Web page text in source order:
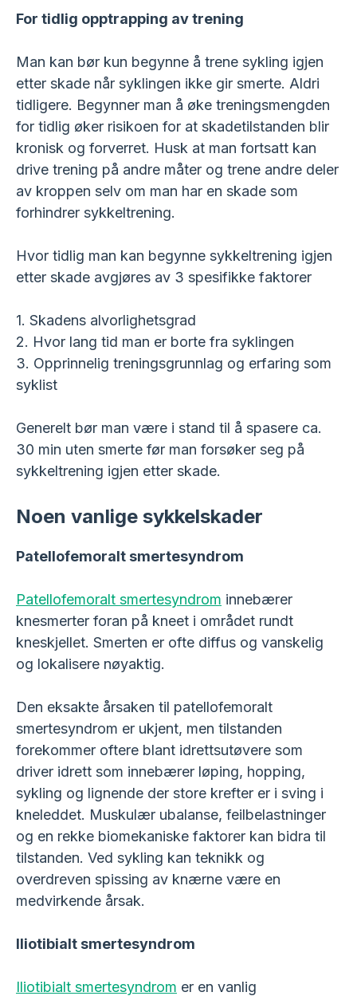
For tidlig opptrapping av trening
Man kan bør kun begynne å trene sykling igjen
etter skade når syklingen ikke gir smerte. Aldri
tidligere. Begynner man å øke treningsmengden
for tidlig øker risikoen for at skadetilstanden blir
kronisk og forverret. Husk at man fortsatt kan
drive trening på andre måter og trene andre deler
av kroppen selv om man har en skade som
forhindrer sykkeltrening.
Hvor tidlig man kan begynne sykkeltrening igjen
etter skade avgjøres av 3 spesifikke faktorer
1. Skadens alvorlighetsgrad
2. Hvor lang tid man er borte fra syklingen
3. Opprinnelig treningsgrunnlag og erfaring som
syklist
Generelt bør man være i stand til å spasere ca.
30 min uten smerte før man forsøker seg på
sykkeltrening igjen etter skade.
Noen vanlige sykkelskader
Patellofemoralt smertesyndrom
Patellofemoralt smertesyndrom innebærer
knesmerter foran på kneet i området rundt
kneskjellet. Smerten er ofte diffus og vanskelig
og lokalisere nøyaktig.
Den eksakte årsaken til patellofemoralt
smertesyndrom er ukjent, men tilstanden
forekommer oftere blant idrettsutøvere som
driver idrett som innebærer løping, hopping,
sykling og lignende der store krefter er i sving i
kneleddet. Muskulær ubalanse, feilbelastninger
og en rekke biomekaniske faktorer kan bidra til
tilstanden. Ved sykling kan teknikk og
overdreven spissing av knærne være en
medvirkende årsak.
Iliotibialt smertesyndrom
Iliotibialt smertesyndrom er en vanlig